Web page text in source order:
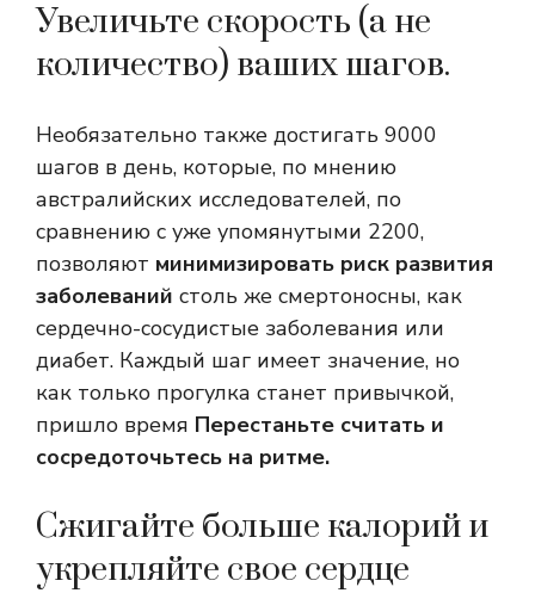
Увеличьте скорость (а не
количество) ваших шагов.
Необязательно также достигать 9000
шагов в день, которые, по мнению
австралийских исследователей, по
сравнению с уже упомянутыми 2200,
позволяют минимизировать риск развития
заболеваний столь же смертоносны, как
сердечно-сосудистые заболевания или
диабет. Каждый шаг имеет значение, но
как только прогулка станет привычкой,
пришло время Перестаньте считать и
сосредоточьтесь на ритме.
Сжигайте больше калорий и
укрепляйте свое сердце